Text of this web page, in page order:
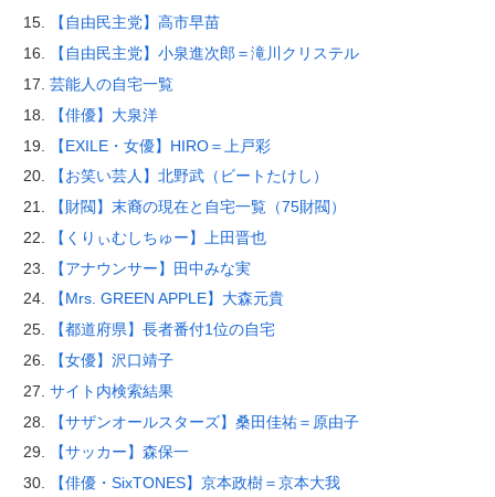
【自由民主党】高市早苗
【自由民主党】小泉進次郎＝滝川クリステル
芸能人の自宅一覧
【俳優】大泉洋
【EXILE・女優】HIRO＝上戸彩
【お笑い芸人】北野武（ビートたけし）
【財閥】末裔の現在と自宅一覧（75財閥）
【くりぃむしちゅー】上田晋也
【アナウンサー】田中みな実
【Mrs. GREEN APPLE】大森元貴
【都道府県】長者番付1位の自宅
【女優】沢口靖子
サイト内検索結果
【サザンオールスターズ】桑田佳祐＝原由子
【サッカー】森保一
【俳優・SixTONES】京本政樹＝京本大我